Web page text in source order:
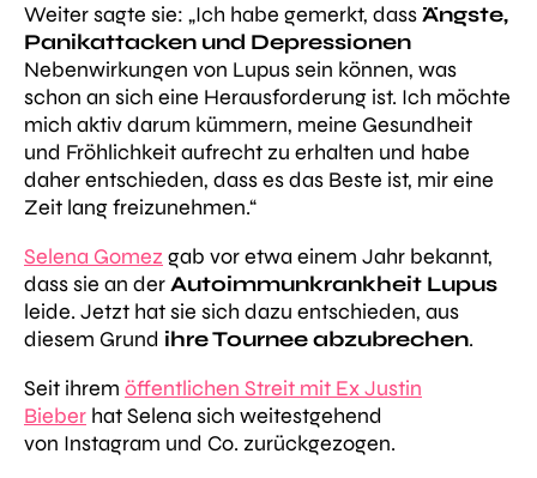
Weiter sagte sie: „Ich habe gemerkt, dassÄngste,
Panikattacken und Depressionen
Nebenwirkungen von Lupus sein können, was
schon an sich eine Herausforderung ist. Ich möchte
mich aktiv darum kümmern, meine Gesundheit
und Fröhlichkeit aufrecht zu erhalten und habe
daher entschieden, dass es das Beste ist, mir eine
Zeit lang freizunehmen.“
Selena Gomez gab vor etwa einem Jahr bekannt,
dass sie an derAutoimmunkrankheit Lupus
leide. Jetzt hat sie sich dazu entschieden, aus
diesem Grund ihre Tournee abzubrechen.
Seit ihrem öffentlichen Streit mit Ex Justin
Bieber hat Selena sich weitestgehend
von Instagram und Co. zurückgezogen.